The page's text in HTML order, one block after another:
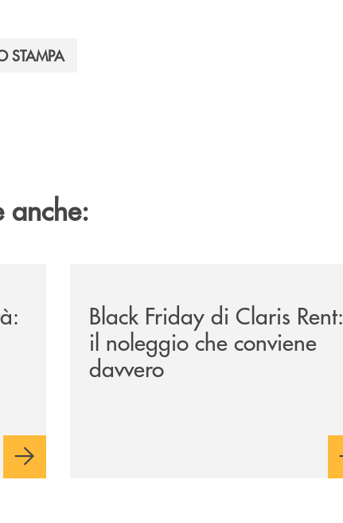
STAMPA
anche:
Black Friday di Claris Rent:
il noleggio che conviene
davvero